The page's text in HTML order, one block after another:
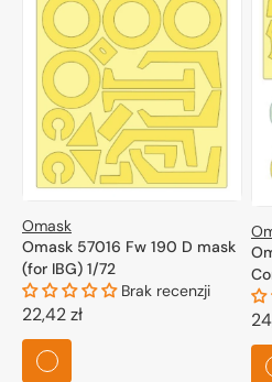
Omask
Omask 57016 Fw 190 D mask
(for IBG) 1/72
Brak recenzji
Cena
regularna
22,42 zł